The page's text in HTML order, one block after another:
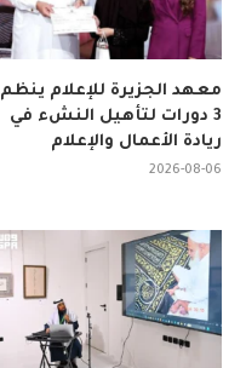
معهد الجزيرة للإعلام ينظم
3 دورات لتأهيل النشء في
ريادة الأعمال والإعلام
2026-08-06